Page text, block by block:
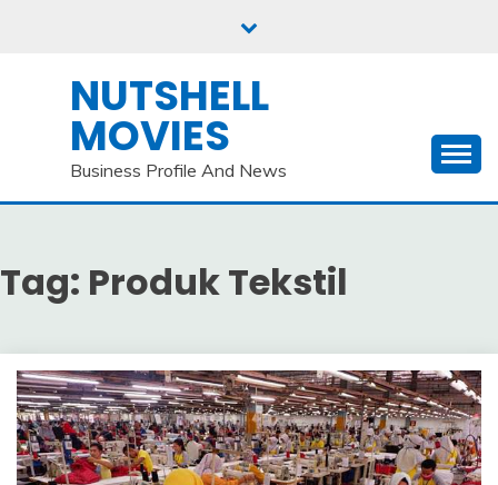
NUTSHELL
MOVIES
Business Profile And News
Tag: Produk Tekstil